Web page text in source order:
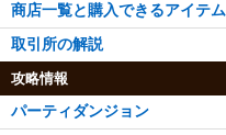
商店一覧と購入できるアイテム
取引所の解説
攻略情報
パーティダンジョン